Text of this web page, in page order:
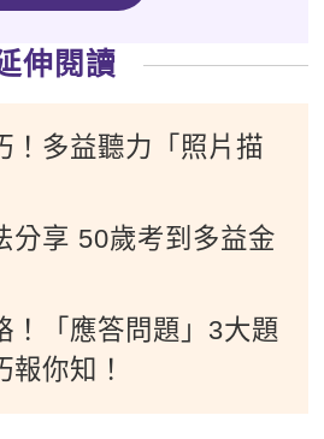
伸閱讀
！多益聽力「照片描
分享 50歲考到多益金
！「應答問題」3大題
報你知！